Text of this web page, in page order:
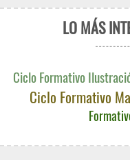
LO MÁS
Ciclo Formativo
Ciclo Formativo